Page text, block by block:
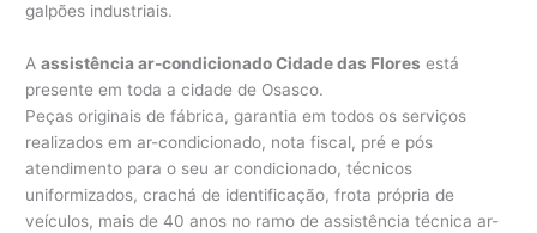
galpões industriais.
Aassistência ar-condicionado Cidade das Flores está
presente em toda a cidade de Osasco.
Peças originais de fábrica, garantia em todos os serviços
realizados em ar-condicionado, nota fiscal, pré e pós
atendimento para o seu ar condicionado, técnicos
uniformizados, crachá de identificação, frota própria de
veículos, mais de 40 anos no ramo de assistência técnica ar-